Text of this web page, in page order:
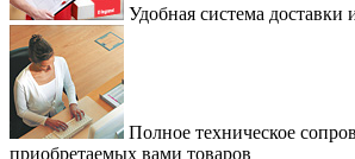
Удобная система доставки
Полное техническое
приобретаемых вами товаров